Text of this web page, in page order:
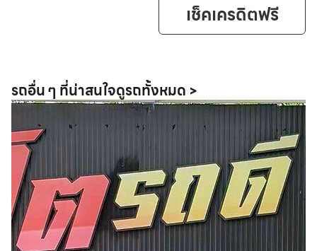
เช็คเครดิตฟรี
รถอื่น ๆ ที่น่าสนใจดูรถทั้งหมด >